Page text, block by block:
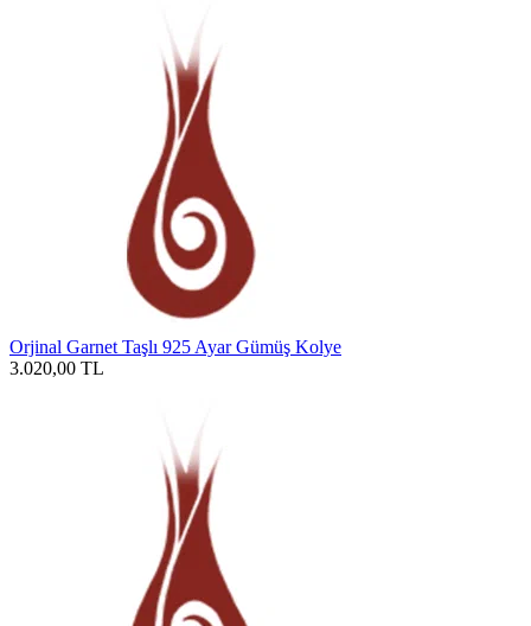
Orjinal Garnet Taşlı 925 Ayar Gümüş Kolye
3.020,00 TL